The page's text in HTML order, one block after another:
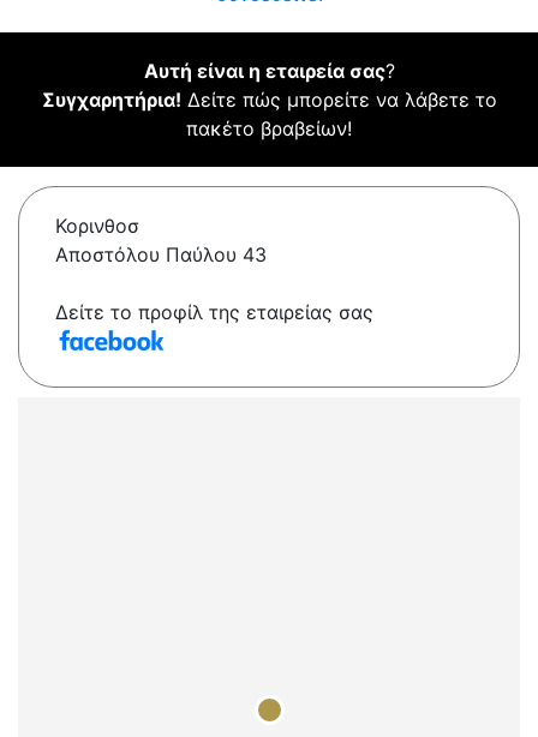
Αυτή είναι η εταιρεία σας?
Συγχαρητήρια! Δείτε πώς μπορείτε να λάβετε το
πακέτο βραβείων!
Κορινθοσ
Αποστόλου Παύλου 43
Δείτε το προφίλ της εταιρείας σας